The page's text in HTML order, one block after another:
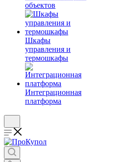
объектов
Шкафы
управления и
термошкафы
Интеграционная
платформа